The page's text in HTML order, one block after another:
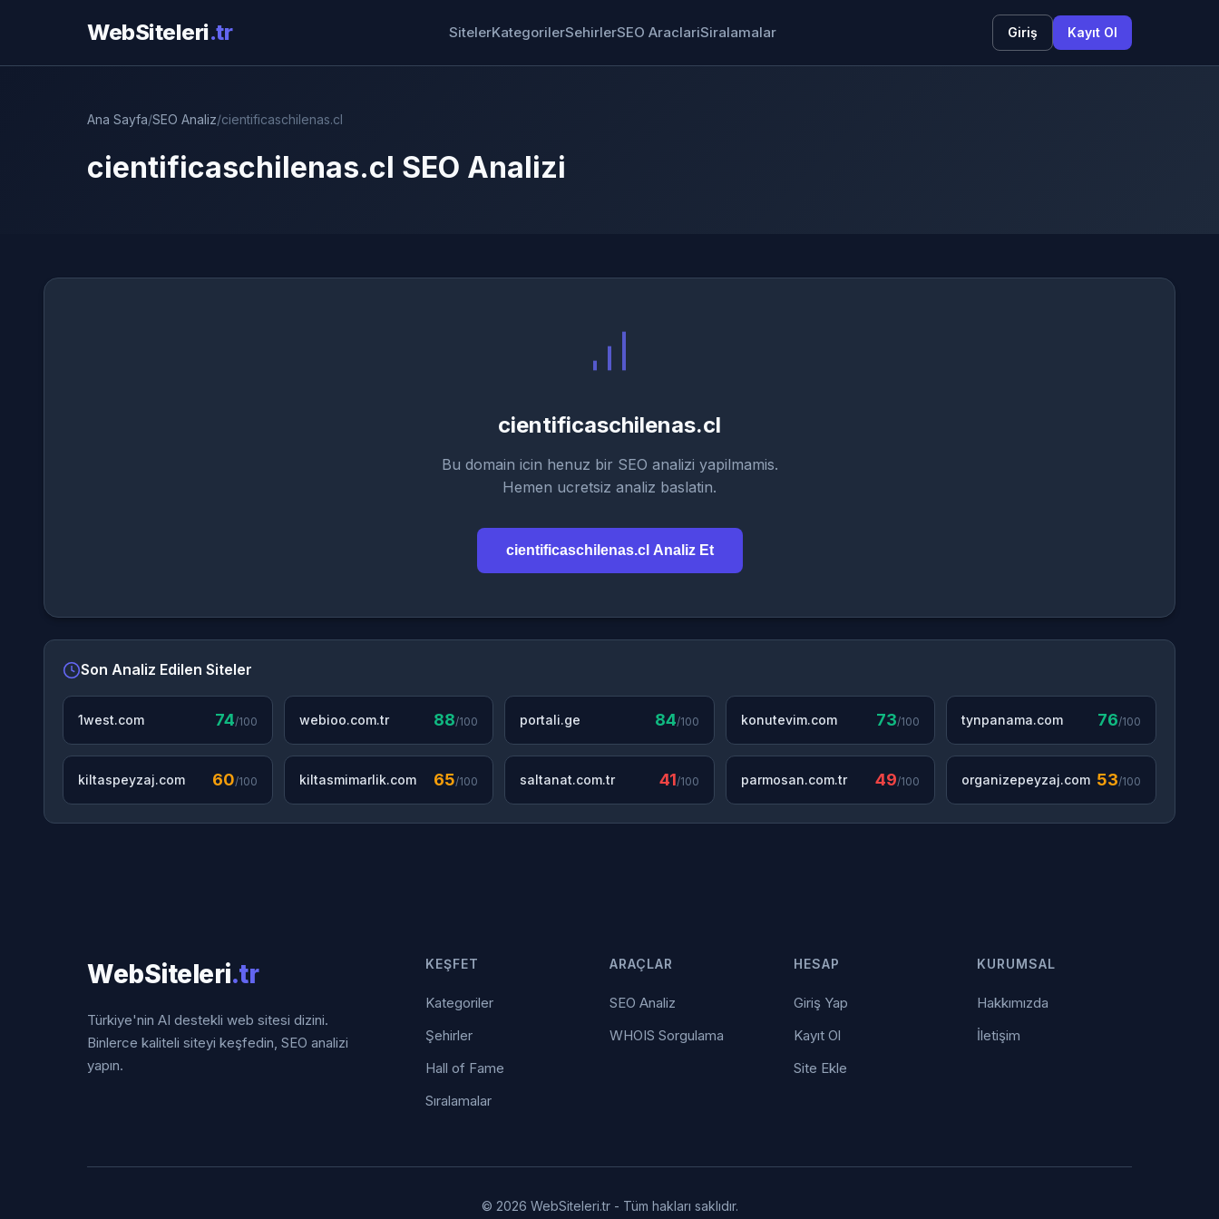
WebSiteleri.tr SitelerKategorilerSehirlerSEO AraclariSiralamalar Giriş Kayıt Ol
Ana Sayfa/SEO Analiz/cientificaschilenas.cl
cientificaschilenas.cl SEO Analizi
cientificaschilenas.cl
Bu domain icin henuz bir SEO analizi yapilmamis.
Hemen ucretsiz analiz baslatin.
cientificaschilenas.cl Analiz Et
Son Analiz Edilen Siteler
1west.com 74/100 webioo.com.tr 88/100 portali.ge 84/100 konutevim.com 73/100 tynpanama.com 76/100
kiltaspeyzaj.com 60/100 kiltasmimarlik.com 65/100 saltanat.com.tr 41/100 parmosan.com.tr 49/100 organizepeyzaj.com 53/100
WebSiteleri.tr
Türkiye'nin AI destekli web sitesi dizini.
Binlerce kaliteli siteyi keşfedin, SEO analizi
yapın.
KEŞFET
Kategoriler
Şehirler
Hall of Fame
Sıralamalar
ARAÇLAR
SEO Analiz
WHOIS Sorgulama
HESAP
Giriş Yap
Kayıt Ol
Site Ekle
KURUMSAL
Hakkımızda
İletişim
© 2026 WebSiteleri.tr - Tüm hakları saklıdır.